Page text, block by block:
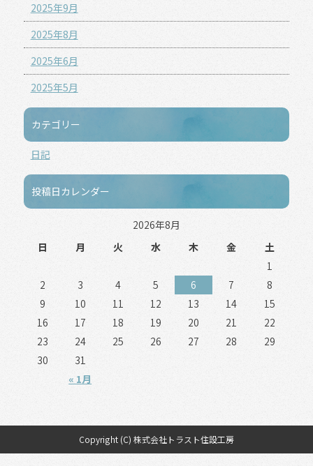
2025年9月
2025年8月
2025年6月
2025年5月
カテゴリー
日記
投稿日カレンダー
2026年8月
日
月 火 水 木 金 土
« 1月
1
2
3 4 5 6 7
8
9
10 11 12 13 14
15
16
17 18 19 20 21
22
23
24 25 26 27 28
29
30
31
Copyright (C) 株式会社トラスト住設工房